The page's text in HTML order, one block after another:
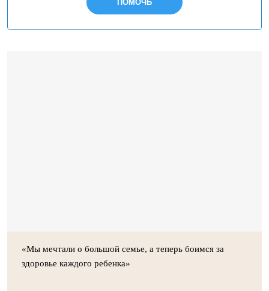
ПОМОЧЬ
«Мы мечтали о большой семье, а теперь боимся за
здоровье каждого ребенка»